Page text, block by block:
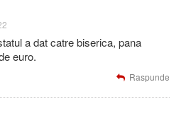
a dat catre biserica, pana
euro.
Raspunde